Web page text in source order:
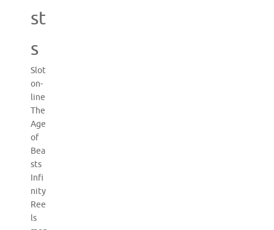
st
s
Slot
on-
line
The
Age
of
Bea
sts
Infi
nity
Ree
ls